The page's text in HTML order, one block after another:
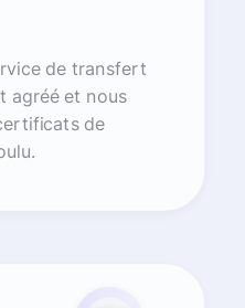
de transfert
agréé et nous
de